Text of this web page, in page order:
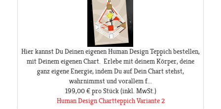
Hier kannst Du Deinen eigenen Human Design Teppich bestellen,
mit Deinem eigenen Chart. Erlebe mit deinem Körper, deine
ganz eigene Energie, indem Du auf Dein Chart stehst,
wahrnimmst und vorallem f...
199,00 € pro Stück(inkl. MwSt.)
Human Design Chartteppich Variante 2